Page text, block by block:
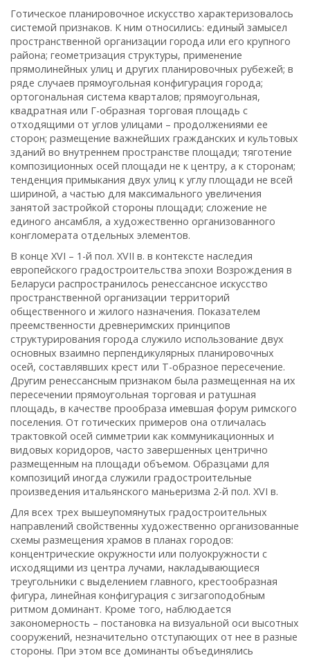
Готическое планировочное искусство характеризовалось
системой признаков. К ним относились: единый замысел
пространственной организации города или его крупного
района; геометризация структуры, применение
прямолинейных улиц и других планировочных рубежей; в
ряде случаев прямоугольная конфигурация города;
ортогональная система кварталов; прямоугольная,
квадратная или Г-образная торговая площадь с
отходящими от углов улицами – продолжениями ее
сторон; размещение важнейших гражданских и культовых
зданий во внутреннем пространстве площади; тяготение
композиционных осей площади не к центру, а к сторонам;
тенденция примыкания двух улиц к углу площади не всей
шириной, а частью для максимального увеличения
занятой застройкой стороны площади; сложение не
единого ансамбля, а художественно организованного
конгломерата отдельных элементов.
В конце XVI – 1-й пол. XVII в. в контексте наследия
европейского градостроительства эпохи Возрождения в
Беларуси распространилось ренессансное искусство
пространственной организации территорий
общественного и жилого назначения. Показателем
преемственности древнеримских принципов
структурирования города служило использование двух
основных взаимно перпендикулярных планировочных
осей, составлявших крест или Т-образное пересечение.
Другим ренессансным признаком была размещенная на их
пересечении прямоугольная торговая и ратушная
площадь, в качестве прообраза имевшая форум римского
поселения. От готических примеров она отличалась
трактовкой осей симметрии как коммуникационных и
видовых коридоров, часто завершенных центрично
размещенным на площади объемом. Образцами для
композиций иногда служили градостроительные
произведения итальянского маньеризма 2-й пол. XVI в.
Для всех трех вышеупомянутых градостроительных
направлений свойственны художественно организованные
схемы размещения храмов в планах городов:
концентрические окружности или полуокружности с
исходящими из центра лучами, накладывающиеся
треугольники с выделением главного, крестообразная
фигура, линейная конфигурация с зигзагоподобным
ритмом доминант. Кроме того, наблюдается
закономерность – постановка на визуальной оси высотных
сооружений, незначительно отступающих от нее в разные
стороны. При этом все доминанты объединялись